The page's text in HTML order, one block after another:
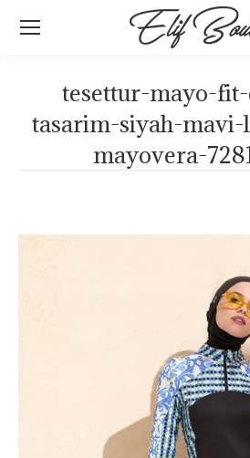
tesettur-mayo-
tasarim-siyah-
mayovera-